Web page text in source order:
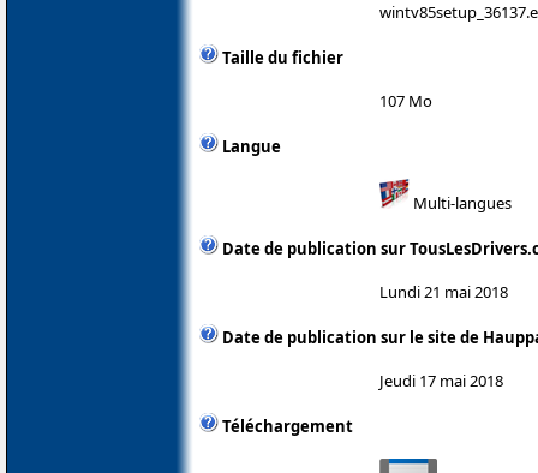
Taille du fichier
107 Mo
Langue
Multi-langues
Date de publication sur
Lundi 21 mai 2018
Date de publication sur le site de
Jeudi 17 mai 2018
Téléchargement